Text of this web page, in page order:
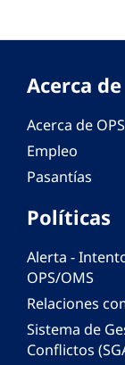
Acerca de
Acerca de
Empleo
Pasantías
Políticas
Alerta -
OPS/OMS
Relaciones
Sistema de
Conflictos